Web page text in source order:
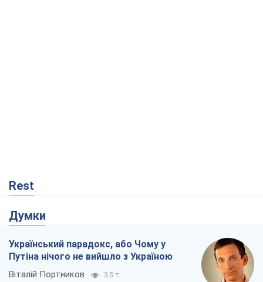
Rest
Думки
Український парадокс, або Чому у
Путіна нічого не вийшло з Україною
Віталій Портников 3,5 т.